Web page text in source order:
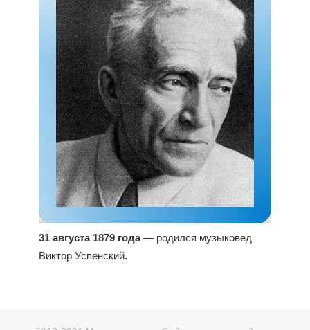
31 августа 1879 года— родился музыковед
Виктор Успенский.